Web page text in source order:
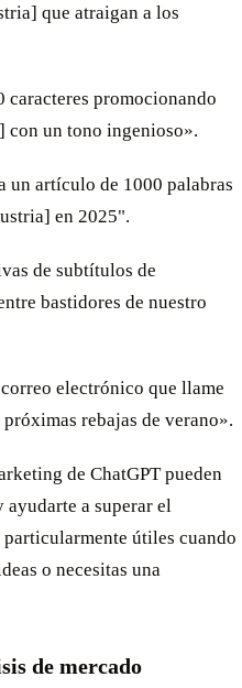
que atraigan a los
caracteres promocionando
con un tono ingenioso».
un artículo de 1000 palabras
en 2025".
de subtítulos de
bastidores de nuestro
electrónico que llame
rebajas de verano».
de ChatGPT pueden
a superar el
útiles cuando
o necesitas una
de mercado